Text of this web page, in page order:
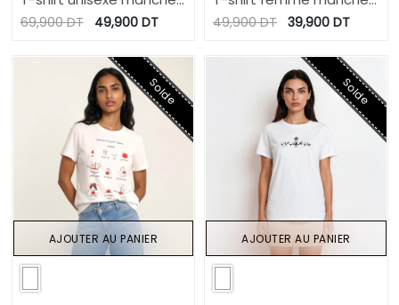
courtes délavé BAZ تو
69,900DT 49,900DT
courtes Gummy Bear
49,900DT 39,900 DT
Solde
AJOUTER AU PANIER
Solde
AJOUTER AU PANIER